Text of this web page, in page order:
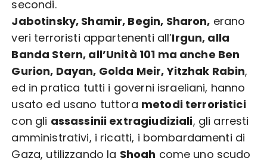
secondi.
Jabotinsky, Shamir, Begin, Sharon, erano
veri terroristi appartenenti all’Irgun, alla
Banda Stern, all’Unità 101 ma anche Ben
Gurion, Dayan, Golda Meir, Yitzhak Rabin,
ed in pratica tutti i governi israeliani, hanno
usato ed usano tuttora metodi terroristici
con gli assassinii extragiudiziali, gli arresti
amministrativi, i ricatti, i bombardamenti di
Gaza, utilizzando la Shoah come uno scudo